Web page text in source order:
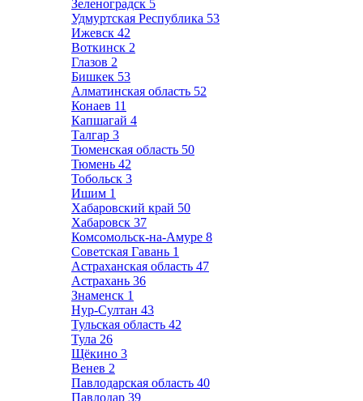
Зеленоградск 5
Удмуртская Республика 53
Ижевск 42
Воткинск 2
Глазов 2
Бишкек 53
Алматинская область 52
Конаев 11
Капшагай 4
Талгар 3
Тюменская область 50
Тюмень 42
Тобольск 3
Ишим 1
Хабаровский край 50
Хабаровск 37
Комсомольск-на-Амуре 8
Советская Гавань 1
Астраханская область 47
Астрахань 36
Знаменск 1
Нур-Султан 43
Тульская область 42
Тула 26
Щёкино 3
Венев 2
Павлодарская область 40
Павлодар 39